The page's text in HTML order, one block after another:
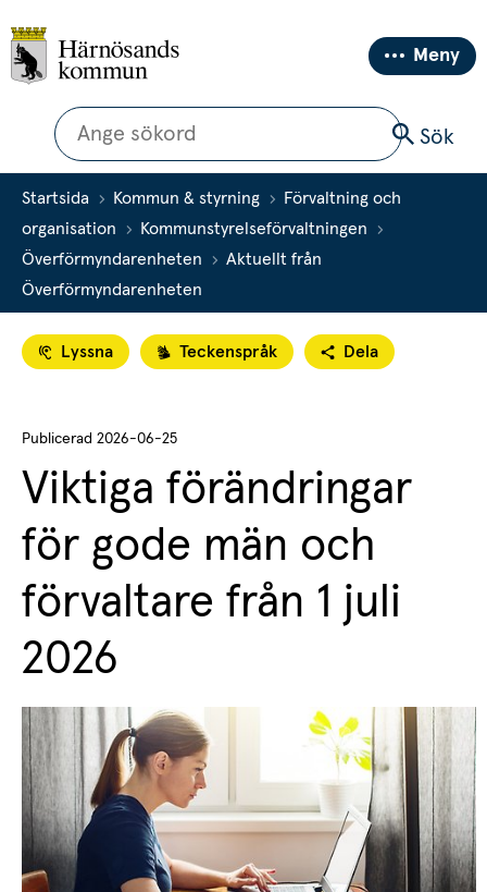
Meny
Sök
Sök
Startsida Kommun & styrning
Förvaltning och
organisation
Kommunstyrelseförvaltningen
Överförmyndarenheten
Aktuellt från
Överförmyndarenheten
Lyssna Teckenspråk Dela
Publicerad 2026-06-25
Viktiga förändringar
för gode män och
förvaltare från 1 juli
2026